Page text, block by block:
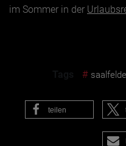
im Sommer in der
#
teilen